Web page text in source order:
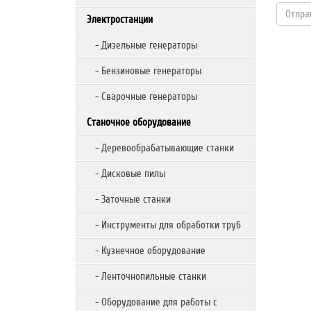
Электростанции
- Дизельные генераторы
- Бензиновые генераторы
- Сварочные генераторы
Станочное оборудование
- Деревообрабатывающие станки
- Дисковые пилы
- Заточные станки
- Инструменты для обработки труб
- Кузнечное оборудование
- Ленточнопильные станки
- Оборудование для работы с